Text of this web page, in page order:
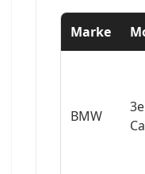
Marke
BMW